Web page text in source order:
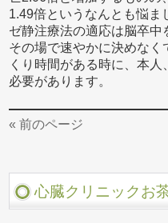
1.49倍というなんとも悩ま
ゼ静注療法の適応は脳卒中
その場で速やかに決めなく
くり時間がある時に、本人
必要があります。
« 前のページ
心臓クリニックお